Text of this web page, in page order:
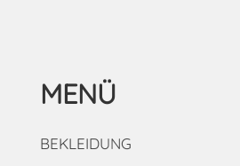
MENÜ
BEKLEIDUNG